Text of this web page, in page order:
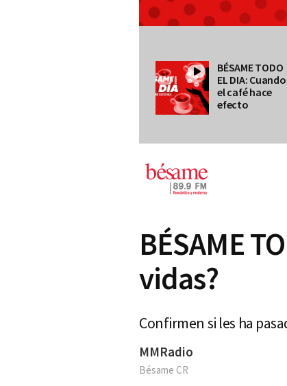
BÉSAME TODO
EL DIA: Cuando
el café hace
efecto
BÉSAME
vidas?
Confirmen si les ha
MMRadio
Bésame CR